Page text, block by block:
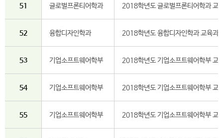
51 글로벌프론티어학과 2018학년도 글로벌프론티어학과 교
52 융합디자인학과 2018학년도 융합디자인학과 교육과
53 기업소프트웨어학부 2018학년도 기업소프트웨어학부 교
54 기업소프트웨어학부 2018학년도 기업소프트웨어학부 교
55 기업소프트웨어학부 2018학년도 기업소프트웨어학부 교